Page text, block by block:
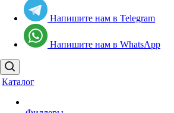
Напишите нам в Telegram
Напишите нам в WhatsApp
Каталог